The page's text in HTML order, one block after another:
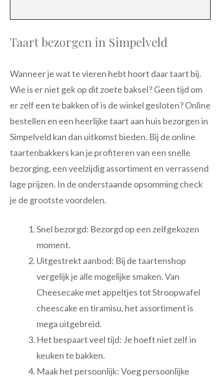
Taart bezorgen in Simpelveld
Wanneer je wat te vieren hebt hoort daar taart bij.
Wie is er niet gek op dit zoete baksel? Geen tijd om
er zelf een te bakken of is de winkel gesloten? Online
bestellen en een heerlijke taart aan huis bezorgen in
Simpelveld kan dan uitkomst bieden. Bij de online
taartenbakkers kan je profiteren van een snelle
bezorging, een veelzijdig assortiment en verrassend
lage prijzen. In de onderstaande opsomming check
je de grootste voordelen.
Snel bezorgd: Bezorgd op een zelfgekozen
moment.
Uitgestrekt aanbod: Bij de taartenshop
vergelijk je alle mogelijke smaken. Van
Cheesecake met appeltjes tot Stroopwafel
cheescake en tiramisu, het assortiment is
mega uitgebreid.
Het bespaart veel tijd: Je hoeft niet zelf in
keuken te bakken.
Maak het persoonlijk: Voeg persoonlijke